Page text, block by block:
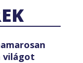
világot